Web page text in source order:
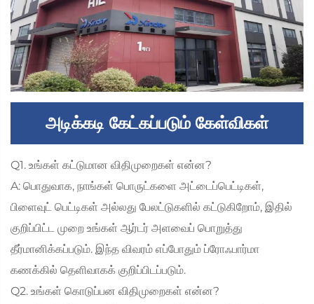
அடிக்கடி கேட்கப்படும் கேள்விகள்
Q1. உங்கள் கட்டுமான விதிமுறைகள் என்ன?
A: பொதுவாக, நாங்கள் பொருட்களை அட்டைப்பெட்டிகள்,
பிளைவுட் பெட்டிகள் அல்லது பேலட்டுகளில் கட்டுகிறோம், இதில்
குறிப்பிட்ட முறை உங்கள் ஆர்டர் அளவைப் பொறுத்து
தீர்மானிக்கப்படும். இந்த விவரம் எப்போதும் ப்ரோஃபார்மா
கணக்கில் தெளிவாகக் குறிப்பிடப்படும்.
Q2. உங்கள் கொடுப்பன விதிமுறைகள் என்ன?